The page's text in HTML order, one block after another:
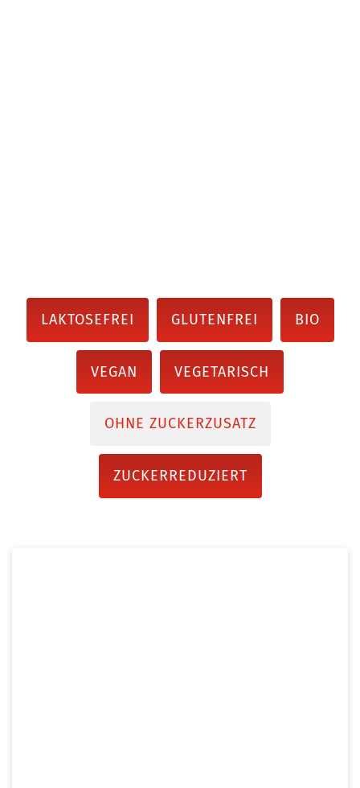
LAKTOSEFREI GLUTENFREI BIO
VEGAN VEGETARISCH
OHNE ZUCKERZUSATZ
ZUCKERREDUZIERT